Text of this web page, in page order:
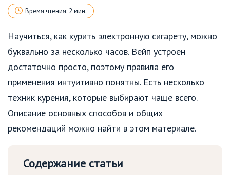
Время чтения: 2 мин.
Научиться, как курить электронную сигарету, можно
буквально за несколько часов. Вейп устроен
достаточно просто, поэтому правила его
применения интуитивно понятны. Есть несколько
техник курения, которые выбирают чаще всего.
Описание основных способов и общих
рекомендаций можно найти в этом материале.
Содержание статьи